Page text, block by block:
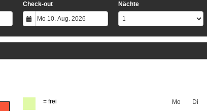
Check-out Nächte
= frei
Mo Di